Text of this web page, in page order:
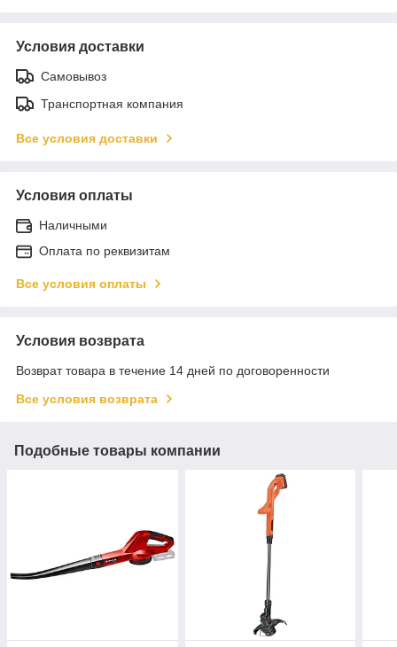
Условия доставки
Самовывоз
Транспортная компания
Все условия доставки
Условия оплаты
Наличными
Оплата по реквизитам
Все условия оплаты
Условия возврата
Возврат товара в течение 14 дней по договоренности
Все условия возврата
Подобные товары компании